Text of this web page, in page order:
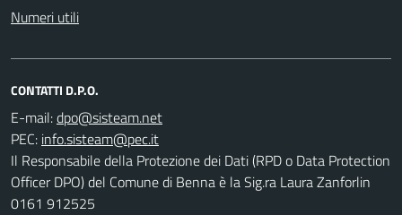
Numeri utili
CONTATTI D.P.O.
E-mail:
PEC:
Il Responsabile della Protezione dei Dati (RPD o Data Protection
Officer DPO) del Comune di Benna è la Sig.ra Laura Zanforlin
0161 912525